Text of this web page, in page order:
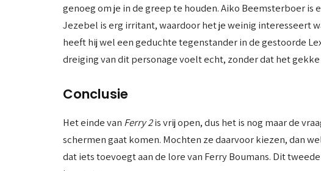
genoeg om je in de greep te houden. Aiko Beemsterboer is
Jezebel is erg irritant, waardoor het je weinig interesseert
heeft hij wel een geduchte tegenstander in de gestoorde
dreiging van dit personage voelt echt, zonder dat het
Conclusie
Het einde van Ferry 2is vrij open, dus het is nog maar de
schermen gaat komen. Mochten ze daarvoor kiezen, dan
dat iets toevoegt aan de lore van Ferry Boumans. Dit